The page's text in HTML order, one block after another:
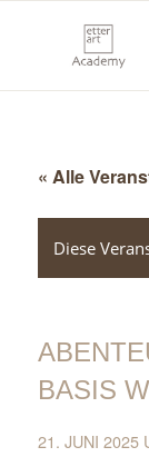
« Alle
Diese
BASIS
21. JUNI 2025